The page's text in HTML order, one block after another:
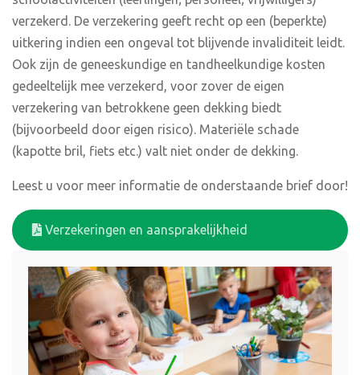
verzekerd. De verzekering geeft recht op een (beperkte)
uitkering indien een ongeval tot blijvende invaliditeit leidt.
Ook zijn de geneeskundige en tandheelkundige kosten
gedeeltelijk mee verzekerd, voor zover de eigen
verzekering van betrokkene geen dekking biedt
(bijvoorbeeld door eigen risico). Materiële schade
(kapotte bril, fiets etc.) valt niet onder de dekking.
Leest u voor meer informatie de onderstaande brief door!
Verzekeringen en aansprakelijkheid